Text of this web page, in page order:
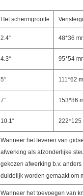
Het schermgrootte
2.4“
48*36
4.3“ 95*54
5“ 111*62
7“ 153*86
10.1“ 222*125
Wanneer het leveren van
afwerking als afzonderlijke
gekozen afwerking b.v.
duidelijk worden gemaakt om
Wanneer het toevoegen van